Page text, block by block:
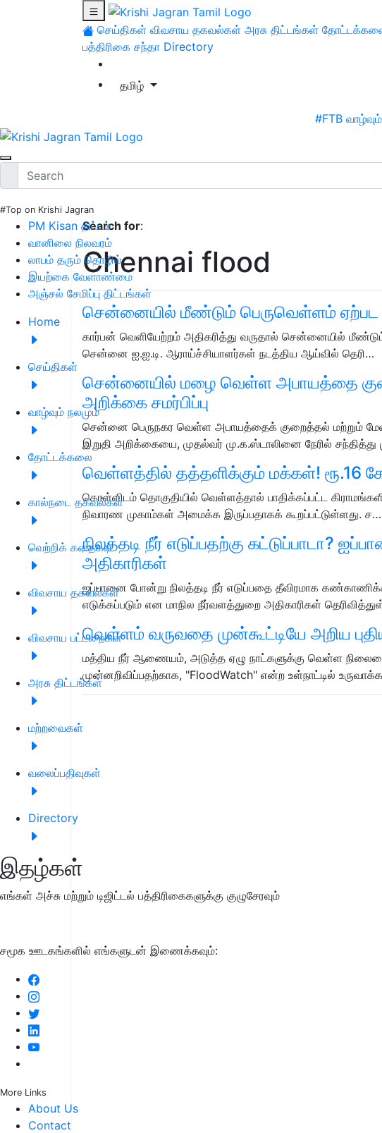
செய்திகள் விவசாய தகவல்கள் அரசு திட்டங்கள்
பத்திரிகை சந்தா Directory
தமிழ்
#FTB
#Top on Krishi Jagran
PM Kisan திட்டம்
வானிலை நிலவரம்
லாபம் தரும் தொழில்
இயற்கை வேளாண்மை
அஞ்சல் சேமிப்பு திட்டங்கள்
Home
செய்திகள்
வாழ்வும் நலமும்
தோட்டக்கலை
கால்நடை தகவல்கள்
வெற்றிக் கதைகள்
விவசாய தகவல்கள்
விவசாய பட்டறைகள்
அரசு திட்டங்கள்
மற்றவைகள்
வலைப்பதிவுகள்
Directory
இதழ்கள்
எங்கள் அச்சு மற்றும் டிஜிட்டல் பத்திரிகைகளுக்கு குழுசேரவும்
சமூக ஊடகங்களில் எங்களுடன் இணைக்கவும்:
More Links
About Us
Contact
Search for:
Chennai flood
சென்னையில் மீண்டும் பெருவெள்ளம் ஏற்பட
கார்பன் வெளியேற்றம் அதிகரித்து வருதால் சென்னையில்
சென்னை ஐ.ஐ.டி. ஆராய்ச்சியாளர்கள் நடத்திய ஆய்வில் தெரி…
சென்னையில் மழை வெள்ள அபாயத்தை
அறிக்கை சமர்பிப்பு
சென்னை பெருநகர வெள்ள அபாயத்தைக் குறைத்தல் மற்றும்
இறுதி அறிக்கையை, முதல்வர் மு.க.ஸ்டாலினை நேரில்
வெள்ளத்தில் தத்தளிக்கும் மக்கள்! ரூ.16
கொள்ளிடம் தொகுதியில் வெள்ளத்தால் பாதிக்கப்பட்ட
நிவாரண முகாம்கள் அமைக்க இருப்பதாகக் கூறப்பட்டுள்ளது. ச…
நிலத்தடி நீர் எடுப்பதற்கு கட்டுப்பாடா?
அதிகாரிகள்
ஜப்பானை போன்று நிலத்தடி நீர் எடுப்பதை தீவிரமாக
எடுக்கப்படும் என மாநில நீர்வளத்துறை அதிகாரிகள்
வெள்ளம் வருவதை முன்கூட்டியே அறிய
மத்திய நீர் ஆணையம், அடுத்த ஏழு நாட்களுக்கு வெள்ள
முன்னறிவிப்பதற்காக, "FloodWatch" என்ற உள்நாட்டில்